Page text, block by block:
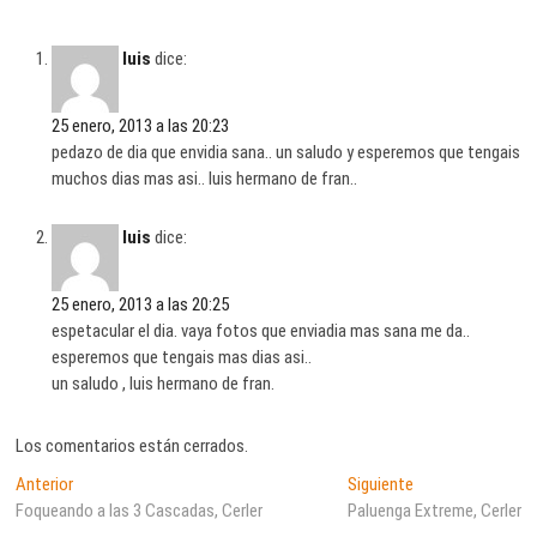
luis dice:
25 enero, 2013 a las 20:23
pedazo de dia que envidia sana.. un saludo y esperemos que tengais
muchos dias mas asi.. luis hermano de fran..
luis dice:
25 enero, 2013 a las 20:25
espetacular el dia. vaya fotos que enviadia mas sana me da..
esperemos que tengais mas dias asi..
un saludo , luis hermano de fran.
Los comentarios están cerrados.
Navegación
de
AnteriorEntrada
anterior:
Foqueando a las 3 Cascadas, Cerler
SiguienteEntrada
siguiente:
Paluenga Extreme, Cerler